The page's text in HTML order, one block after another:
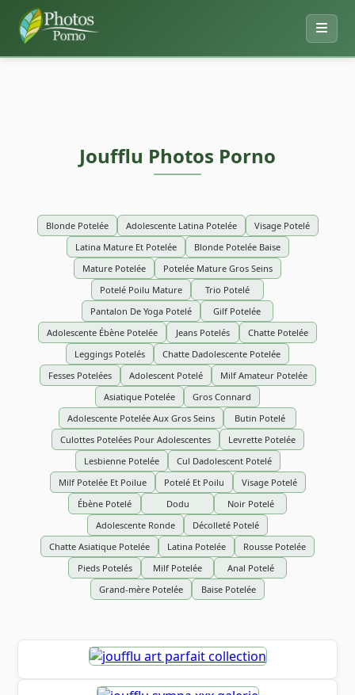
Joufflu Photos Porno
Blonde Potelée Adolescente Latina Potelée
Visage Potelé
Latina Mature Et Potelée
Blonde Potelée Baise
Mature Potelée
Potelée Mature Gros Seins
Potelé Poilu Mature
Trio Potelé
Pantalon De Yoga Potelé
Gilf Potelée
Adolescente Ébène Potelée
Jeans Potelés
Chatte Potelée
Leggings Potelés
Chatte Dadolescente Potelée
Fesses Potelées
Adolescent Potelé
Milf Amateur Potelée
Asiatique Potelée
Gros Connard
Adolescente Potelée Aux Gros Seins
Butin Potelé
Culottes Potelées Pour Adolescentes
Levrette Potelée
Lesbienne Potelée
Cul Dadolescent Potelé
Milf Potelée Et Poilue
Potelé Et Poilu
Visage Potelé
Ébène Potelé
Dodu
Noir Potelé
Adolescente Ronde
Décolleté Potelé
Chatte Asiatique Potelée
Latina Potelée
Rousse Potelée
Pieds Potelés
Milf Potelée
Anal Potelé
Grand-mère Potelée
Baise Potelée